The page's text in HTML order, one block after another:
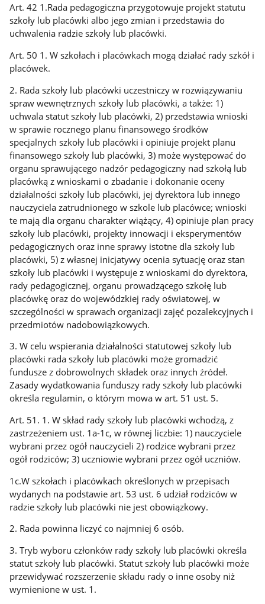
Art. 42 1.Rada pedagogiczna przygotowuje projekt statutu
szkoły lub placówki albo jego zmian i przedstawia do
uchwalenia radzie szkoły lub placówki.
Art. 50 1. W szkołach i placówkach mogą działać rady szkół i
placówek.
2. Rada szkoły lub placówki uczestniczy w rozwiązywaniu
spraw wewnętrznych szkoły lub placówki, a także: 1)
uchwala statut szkoły lub placówki, 2) przedstawia wnioski
w sprawie rocznego planu finansowego środków
specjalnych szkoły lub placówki i opiniuje projekt planu
finansowego szkoły lub placówki, 3) może występować do
organu sprawującego nadzór pedagogiczny nad szkołą lub
placówką z wnioskami o zbadanie i dokonanie oceny
działalności szkoły lub placówki, jej dyrektora lub innego
nauczyciela zatrudnionego w szkole lub placówce; wnioski
te mają dla organu charakter wiążący, 4) opiniuje plan pracy
szkoły lub placówki, projekty innowacji i eksperymentów
pedagogicznych oraz inne sprawy istotne dla szkoły lub
placówki, 5) z własnej inicjatywy ocenia sytuację oraz stan
szkoły lub placówki i występuje z wnioskami do dyrektora,
rady pedagogicznej, organu prowadzącego szkołę lub
placówkę oraz do wojewódzkiej rady oświatowej, w
szczególności w sprawach organizacji zajęć pozalekcyjnych i
przedmiotów nadobowiązkowych.
3. W celu wspierania działalności statutowej szkoły lub
placówki rada szkoły lub placówki może gromadzić
fundusze z dobrowolnych składek oraz innych źródeł.
Zasady wydatkowania funduszy rady szkoły lub placówki
określa regulamin, o którym mowa w art. 51 ust. 5.
Art. 51. 1. W skład rady szkoły lub placówki wchodzą, z
zastrzeżeniem ust. 1a-1c, w równej liczbie: 1) nauczyciele
wybrani przez ogół nauczycieli 2) rodzice wybrani przez
ogół rodziców; 3) uczniowie wybrani przez ogół uczniów.
1c.W szkołach i placówkach określonych w przepisach
wydanych na podstawie art. 53 ust. 6 udział rodziców w
radzie szkoły lub placówki nie jest obowiązkowy.
2. Rada powinna liczyć co najmniej 6 osób.
3. Tryb wyboru członków rady szkoły lub placówki określa
statut szkoły lub placówki. Statut szkoły lub placówki może
przewidywać rozszerzenie składu rady o inne osoby niż
wymienione w ust. 1.